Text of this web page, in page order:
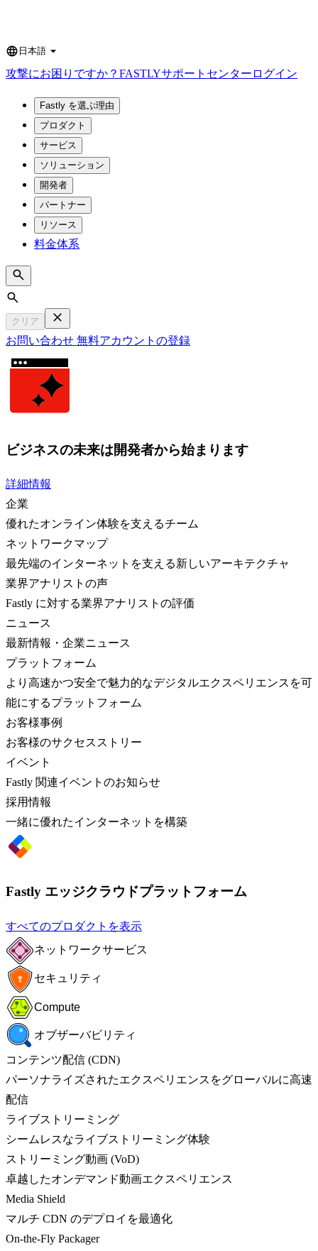
Language
日本語
攻撃にお困りですか？ FASTLYサポートセンター ログイン
Fastly を選ぶ理由
プロダクト
サービス
ソリューション
開発者
パートナー
リソース
料金体系
Search
クリア
お問い合わせ 無料アカウントの登録
ビジネスの未来は開発者から始まります
詳細情報
企業
優れたオンライン体験を支えるチーム
ネットワークマップ
最先端のインターネットを支える新しいアーキテクチャ
業界アナリストの声
Fastly に対する業界アナリストの評価
ニュース
最新情報・企業ニュース
プラットフォーム
より高速かつ安全で魅力的なデジタルエクスペリエンスを可
能にするプラットフォーム
お客様事例
お客様のサクセスストリー
イベント
Fastly 関連イベントのお知らせ
採用情報
一緒に優れたインターネットを構築
Fastly エッジクラウドプラットフォーム
すべてのプロダクトを表示
ネットワークサービス
セキュリティ
Compute
オブザーバビリティ
コンテンツ配信 (CDN)
パーソナライズされたエクスペリエンスをグローバルに高速
配信
ライブストリーミング
シームレスなライブストリーミング体験
ストリーミング動画 (VoD)
卓越したオンデマンド動画エクスペリエンス
Media Shield
マルチ CDN のデプロイを最適化
On-the-Fly Packager